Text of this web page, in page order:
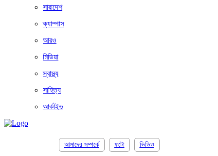
সারাদেশ
ক্যাম্পাস
আরও
মিডিয়া
স্বাস্থ্য
সাহিত্য
আর্কাইভ
আমাদের সম্পর্কে ফটো ভিডিও